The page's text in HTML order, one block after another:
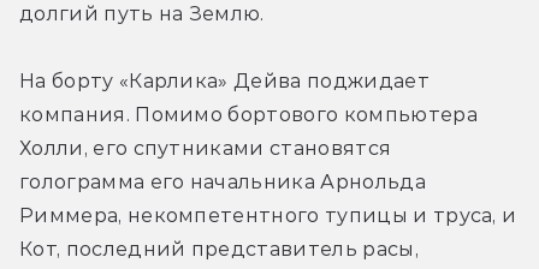
долгий путь на Землю.
На борту «Карлика» Дейва поджидает
компания. Помимо бортового компьютера
Холли, его спутниками становятся
голограмма его начальника Арнольда
Риммера, некомпетентного тупицы и труса, и
Кот, последний представитель расы,